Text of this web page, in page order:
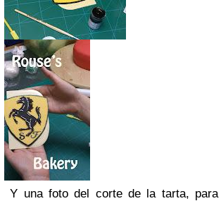
Y una foto del corte de la tarta,